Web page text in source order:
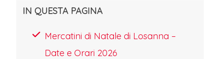
IN QUESTA PAGINA
Mercatini di Natale di Losanna –
Date e Orari 2026